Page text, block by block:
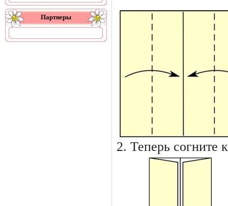
Партнеры
2. Теперь согните